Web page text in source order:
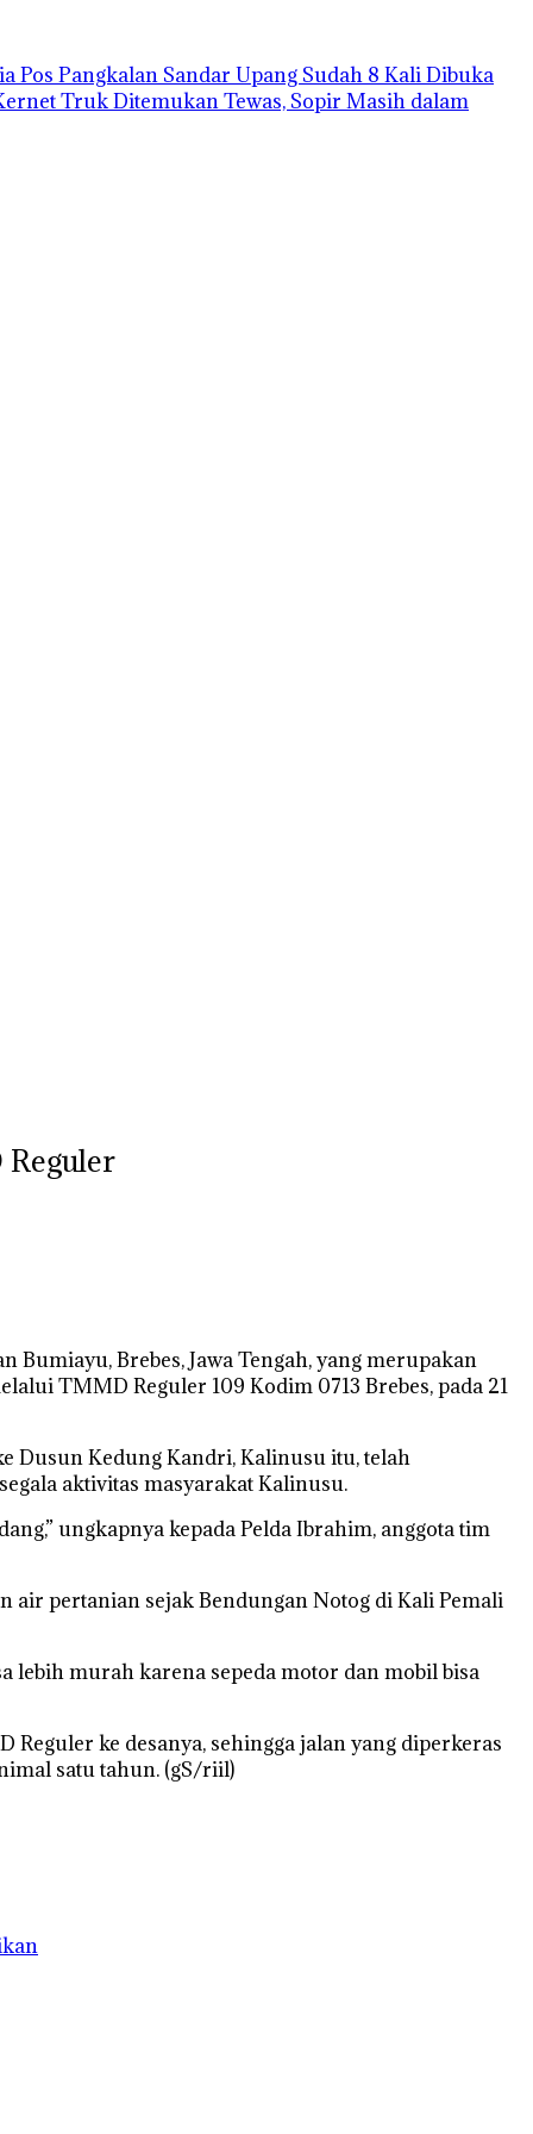
Pos Pangkalan Sandar Upang Sudah 8 Kali Dibuka
Truk Ditemukan Tewas, Sopir Masih dalam
Bumiayu, Brebes, Jawa Tengah, yang merupakan
TMMD Reguler 109 Kodim 0713 Brebes, pada 21
Dusun Kedung Kandri, Kalinusu itu, telah
aktivitas masyarakat Kalinusu.
ungkapnya kepada Pelda Ibrahim, anggota tim
pertanian sejak Bendungan Notog di Kali Pemali
lebih murah karena sepeda motor dan mobil bisa
ke desanya, sehingga jalan yang diperkeras
satu tahun. (gS/riil)